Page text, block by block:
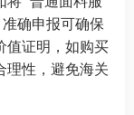
确申报可确保
值证明，如购买
理性，避免海关